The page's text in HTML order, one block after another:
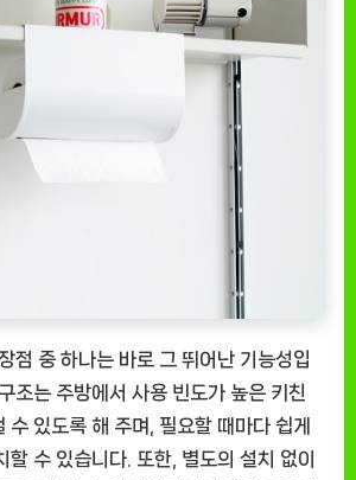
점 중 하나는 바로 그 뛰어난 기능성입
조는 주방에서 사용 빈도가 높은 키친
수 있도록 해 주며, 필요할 때마다 쉽게
할 수 있습니다. 또한, 별도의 설치 없이